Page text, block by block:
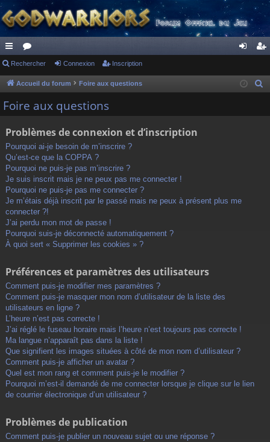
ac
co
ur
s
or
u ne cri
Rechercher Connexion Inscription
Accueil du forum Foire aux questions
Foire aux questions
Problèmes de connexion et d’inscription
Pourquoi ai-je besoin de m’inscrire ?
Qu’est-ce que la COPPA ?
Pourquoi ne puis-je pas m’inscrire ?
Je suis inscrit mais je ne peux pas me connecter !
Pourquoi ne puis-je pas me connecter ?
Je m’étais déjà inscrit par le passé mais ne peux à présent plus me
connecter ?!
J’ai perdu mon mot de passe !
Pourquoi suis-je déconnecté automatiquement ?
À quoi sert « Supprimer les cookies » ?
Préférences et paramètres des utilisateurs
Comment puis-je modifier mes paramètres ?
Comment puis-je masquer mon nom d’utilisateur de la liste des
utilisateurs en ligne ?
L’heure n’est pas correcte !
J’ai réglé le fuseau horaire mais l’heure n’est toujours pas correcte !
Ma langue n’apparaît pas dans la liste !
Que signifient les images situées à côté de mon nom d’utilisateur ?
Comment puis-je afficher un avatar ?
Quel est mon rang et comment puis-je le modifier ?
Pourquoi m’est-il demandé de me connecter lorsque je clique sur le lien
de courrier électronique d’un utilisateur ?
Problèmes de publication
Comment puis-je publier un nouveau sujet ou une réponse ?